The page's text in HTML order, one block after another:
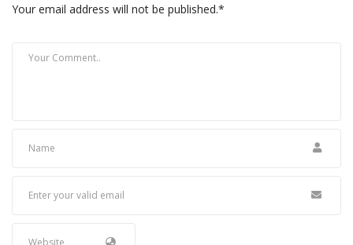
Your email address will not be published.*